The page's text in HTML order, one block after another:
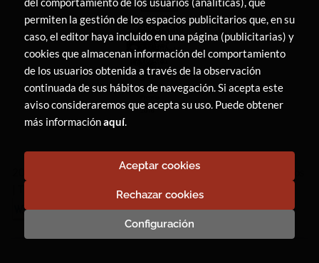
LIBRERÍA CANAIMA. Todos los Derechos Reservados
permiten la gestión de los espacios publicitarios que, en su
caso, el editor haya incluido en una página (publicitarias) y
cookies que almacenan información del comportamiento
de los usuarios obtenida a través de la observación
continuada de sus hábitos de navegación. Si acepta este
aviso consideraremos que acepta su uso. Puede obtener
más informaciónaquí.
Configuración
Rechazar cookies
Aceptar cookies